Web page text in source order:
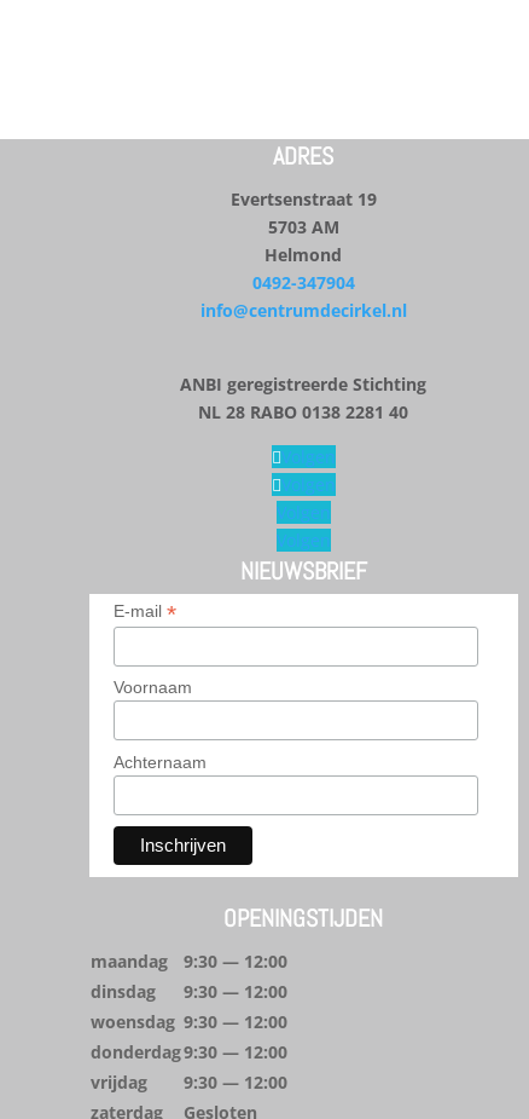
ADRES
Evertsenstraat 19
5703 AM
Helmond
0492-347904
info@centrumdecirkel.nl
ANBI geregistreerde Stichting
NL 28 RABO 0138 2281 40
Volgen
Volgen
Volgen
Volgen
NIEUWSBRIEF
E-mail *
Voornaam
Achternaam
OPENINGSTIJDEN
maandag
9:30 — 12:00
dinsdag
9:30 — 12:00
woensdag 9:30 — 12:00
donderdag9:30 — 12:00
vrijdag
9:30 — 12:00
zaterdag
Gesloten